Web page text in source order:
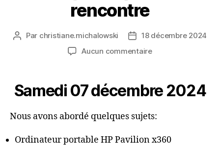
rencontre
Auteur
Par christiane.michalowski
Date
de
18 décembre 2024
Aucun commentairesur
rencontre
Samedi 07 décembre 2024
Nous avons abordé quelques sujets:
Ordinateur portable HP Pavilion x360